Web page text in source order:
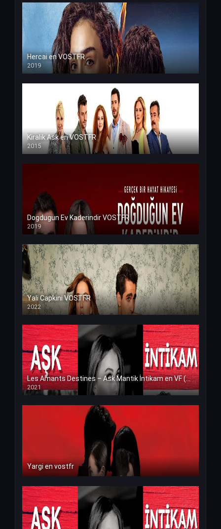
Hercai en VOSTFR
2019
Kiralik Ask en VOSTFR
2015
Dogdugun Ev Kaderindir VOSTFR
2019
Yali Capkini VOSTFR
2022
Les Amants Destines – Ask Mantik İntikam en VF (Voix Francaise)
2021
Yargi en vostfr